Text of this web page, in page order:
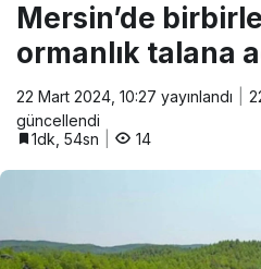
Mersin’de
ormanlık talana
22 Mart 2024, 10:27 yayınlandı
güncellendi
1dk, 54sn
14